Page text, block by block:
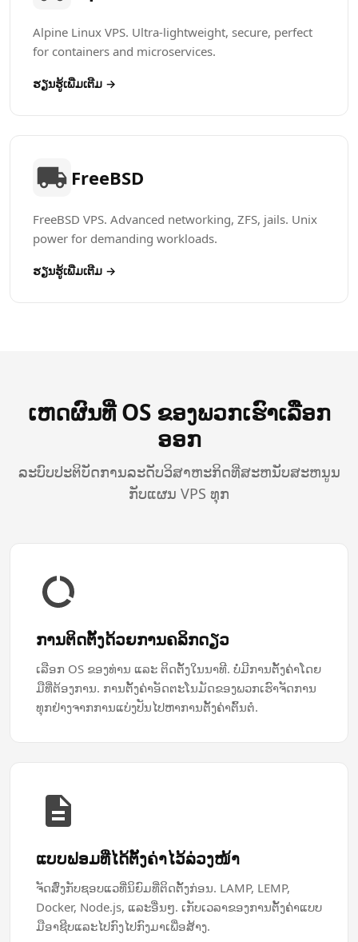
Alpine Linux VPS. Ultra-lightweight, secure, perfect
for containers and microservices.
ຮຽນຮູ້​ເພີ່ມເຕີມ →
FreeBSD
FreeBSD VPS. Advanced networking, ZFS, jails. Unix
power for demanding workloads.
ຮຽນຮູ້​ເພີ່ມເຕີມ →
ເຫດຜົນທີ່ OS ຂອງພວກເຮົາເລືອກ
ອອກ
ລະບົບປະຕິບັດການລະດັບວິສາຫະກິດທີ່ສະຫນັບສະຫນູນ
ກັບແຜນ VPS ທຸກ
ການ​ຕິດຕັ້ງ​ດ້ວຍ​ການ​ຄລິກ​ດຽວ
ເລືອກ OS ຂອງທ່ານ ແລະ ຕິດຕັ້ງໃນນາທີ. ບໍ່ມີການຕັ້ງຄ່າໂດຍ
ມືທີ່ຕ້ອງການ. ການຕັ້ງຄ່າອັດຕະໂນມັດຂອງພວກເຮົາຈັດການ
ທຸກຢ່າງຈາກການແບ່ງປັນໄປຫາການຕັ້ງຄ່າຕົ້ນຕໍ.
ແບບຟອມ​ທີ່​ໄດ້​ຕັ້ງຄ່າ​ໄວ້​ລ່ວງໜ້າ
ຈັດສົ່ງກັບຊອບແວທີ່ນິຍົມທີ່ຕິດຕັ້ງກ່ອນ. LAMP, LEMP,
Docker, Node.js, ແລະອື່ນໆ. ເກັບເວລາຂອງການຕັ້ງຄ່າແບບ
ມືອາຊີບແລະໄປກົງໄປກົງມາເພື່ອສ້າງ.